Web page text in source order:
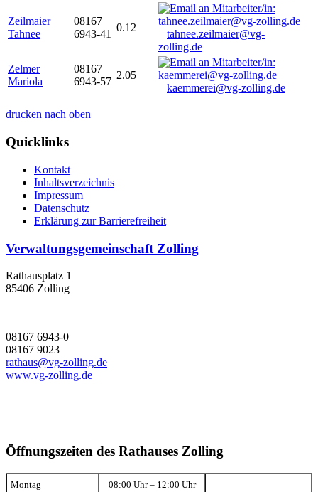
Zeilmaier
Tahnee
08167
6943-41
0.12
tahnee.zeilmaier@vg-
zolling.de
Zelmer
Mariola
08167
6943-57
2.05
kaemmerei@vg-zolling.de
drucken nach oben
Quicklinks
Kontakt
Inhaltsverzeichnis
Impressum
Datenschutz
Erklärung zur Barrierefreiheit
Verwaltungsgemeinschaft Zolling
Rathausplatz 1
85406 Zolling
08167 6943-0
08167 9023
rathaus@vg-zolling.de
www.vg-zolling.de
Öffnungszeiten des Rathauses Zolling
Montag 08:00 Uhr – 12:00 Uhr